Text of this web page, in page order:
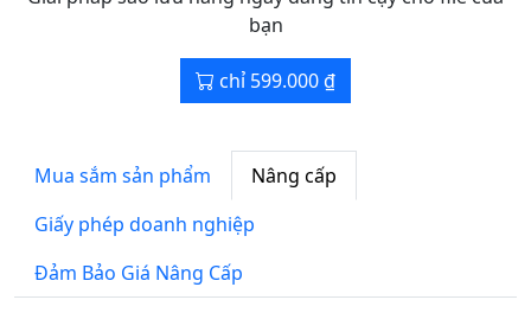
bạn
chỉ 599.000 ₫
Mua sắm sản phẩm
Nâng cấp
Giấy phép doanh nghiệp
Đảm Bảo Giá Nâng Cấp